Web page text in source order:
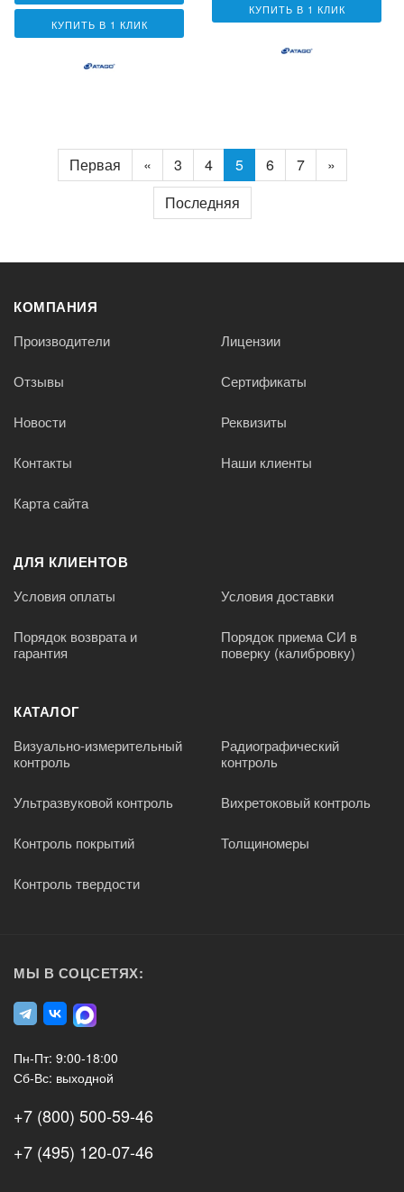
КУПИТЬ В 1 КЛИК
КУПИТЬ В 1 КЛИК
Первая « 3 4 5 6 7
»
Последняя
КОМПАНИЯ
Производители Лицензии
Отзывы Сертификаты
Новости Реквизиты
Контакты Наши клиенты
Карта сайта
ДЛЯ КЛИЕНТОВ
Условия оплаты Условия доставки
Порядок возврата и
гарантия
Порядок приема СИ в
поверку (калибровку)
КАТАЛОГ
Визуально-измерительный
контроль
Радиографический
контроль
Ультразвуковой контроль Вихретоковый контроль
Контроль покрытий Толщиномеры
Контроль твердости
МЫ В СОЦСЕТЯХ:
Пн-Пт: 9:00-18:00
Сб-Вс: выходной
+7 (800) 500-59-46
+7 (495) 120-07-46